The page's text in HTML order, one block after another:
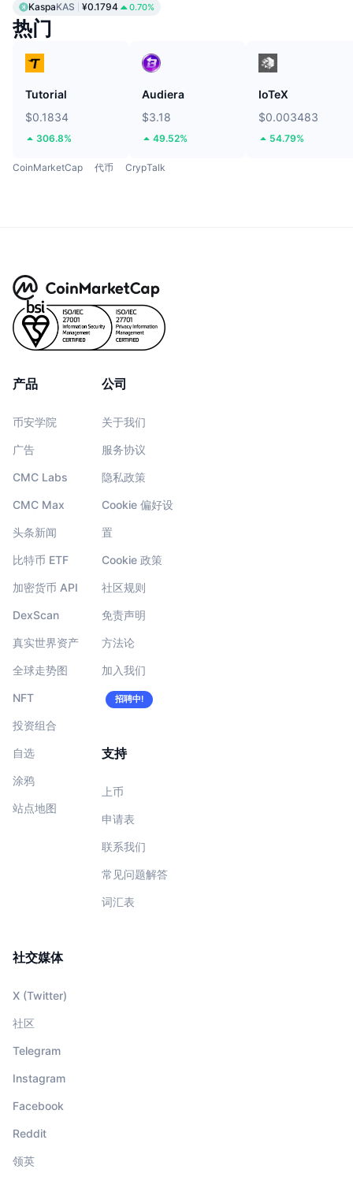
KaspaKAS ¥0.1794 0.70%
热门
Tutorial
$0.1834
306.8%
Audiera
$3.18
49.52%
IoTeX
$0.003483
54.79%
CoinMarketCap 代币 CrypTalk
产品
币安学院
广告
CMC Labs
CMC Max
头条新闻
比特币 ETF
加密货币 API
DexScan
真实世界资产
全球走势图
NFT
投资组合
自选
涂鸦
站点地图
公司
关于我们
服务协议
隐私政策
Cookie 偏好设
置
Cookie 政策
社区规则
免责声明
方法论
加入我们
招聘中!
支持
上币
申请表
联系我们
常见问题解答
词汇表
社交媒体
X (Twitter)
社区
Telegram
Instagram
Facebook
Reddit
领英